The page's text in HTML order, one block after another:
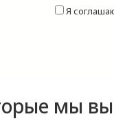
Я
мы